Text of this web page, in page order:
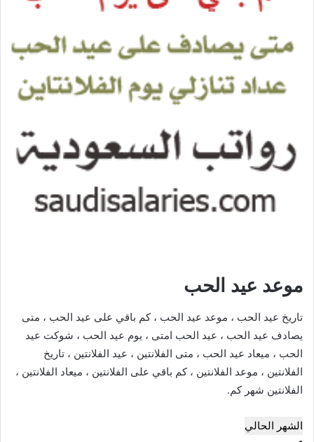
موعد عيد الحب
تاريخ عيد الحب ، موعد عيد الحب ، كم باقي على عيد الحب ، متى
يصادف عيد الحب ، عيد الحب امتى ، يوم عيد الحب ، شوكت عيد
الحب ، ميعاد عيد الحب ، متى الفلانتين ، عيد الفلانتين ، تاريخ
الفلانتين ، موعد الفلانتين ، كم باقي على الفلانتين ، ميعاد الفلانتين ،
الفلانتين شهر كم.
الشهر الحالي